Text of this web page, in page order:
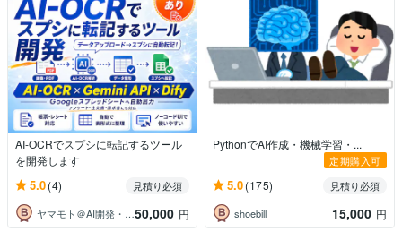
AI-OCRでスプシに転記するツール
を開発します
5.0(4)
見積り必須
ヤマモト＠AI開発・業務自動化 50,000 円
PythonでAI作成・機械学習・...
定期購入可
5.0(175)
見積り必須
shoebill
15,000 円